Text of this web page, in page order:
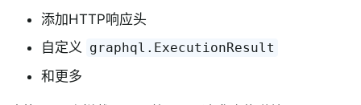
添加HTTP响应头
自定义 graphql.ExecutionResult
和更多